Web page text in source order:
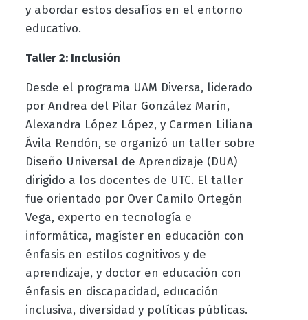
y abordar estos desafíos en el entorno
educativo.
Taller 2: Inclusión
Desde el programa UAM Diversa, liderado
por Andrea del Pilar González Marín,
Alexandra López López, y Carmen Liliana
Ávila Rendón, se organizó un taller sobre
Diseño Universal de Aprendizaje (DUA)
dirigido a los docentes de UTC. El taller
fue orientado por Over Camilo Ortegón
Vega, experto en tecnología e
informática, magíster en educación con
énfasis en estilos cognitivos y de
aprendizaje, y doctor en educación con
énfasis en discapacidad, educación
inclusiva, diversidad y políticas públicas.